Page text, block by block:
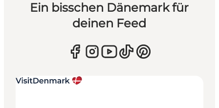
Ein bisschen Dänemark für
deinen Feed